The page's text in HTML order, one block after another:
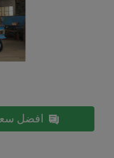
افضل